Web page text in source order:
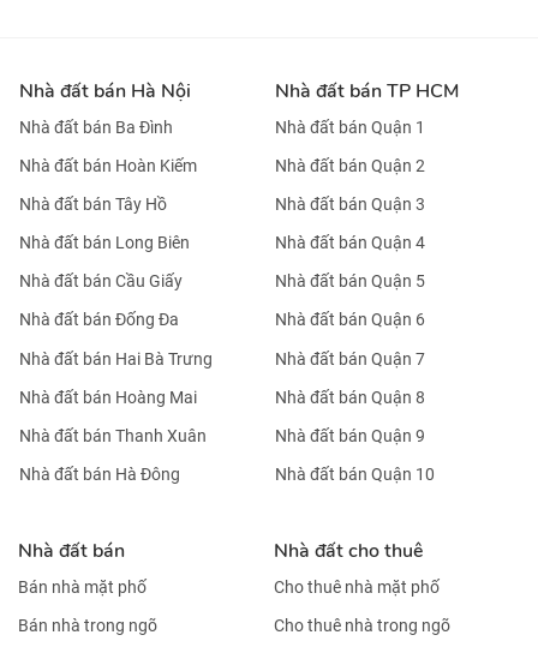
Nhà đất bán Hà Nội
Nhà đất bán Ba Đình
Nhà đất bán Hoàn Kiếm
Nhà đất bán Tây Hồ
Nhà đất bán Long Biên
Nhà đất bán Cầu Giấy
Nhà đất bán Đống Đa
Nhà đất bán Hai Bà Trưng
Nhà đất bán Hoàng Mai
Nhà đất bán Thanh Xuân
Nhà đất bán Hà Đông
Nhà đất bán TP HCM
Nhà đất bán Quận 1
Nhà đất bán Quận 2
Nhà đất bán Quận 3
Nhà đất bán Quận 4
Nhà đất bán Quận 5
Nhà đất bán Quận 6
Nhà đất bán Quận 7
Nhà đất bán Quận 8
Nhà đất bán Quận 9
Nhà đất bán Quận 10
Nhà đất bán
Bán nhà mặt phố
Bán nhà trong ngõ
Nhà đất cho thuê
Cho thuê nhà mặt phố
Cho thuê nhà trong ngõ